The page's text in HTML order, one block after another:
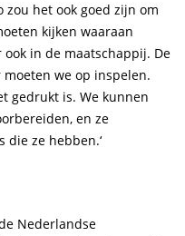
zou het ook goed zijn om
kijken waaraan
in de maatschappij. De
we op inspelen.
gedrukt is. We kunnen
en ze
ze hebben.‘
Nederlandse